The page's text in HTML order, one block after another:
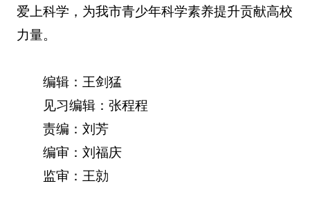
爱上科学，为我市青少年科学素养提升贡献高校
力量。
编辑：王剑猛
见习编辑：张程程
责编：刘芳
编审：刘福庆
监审：王勍